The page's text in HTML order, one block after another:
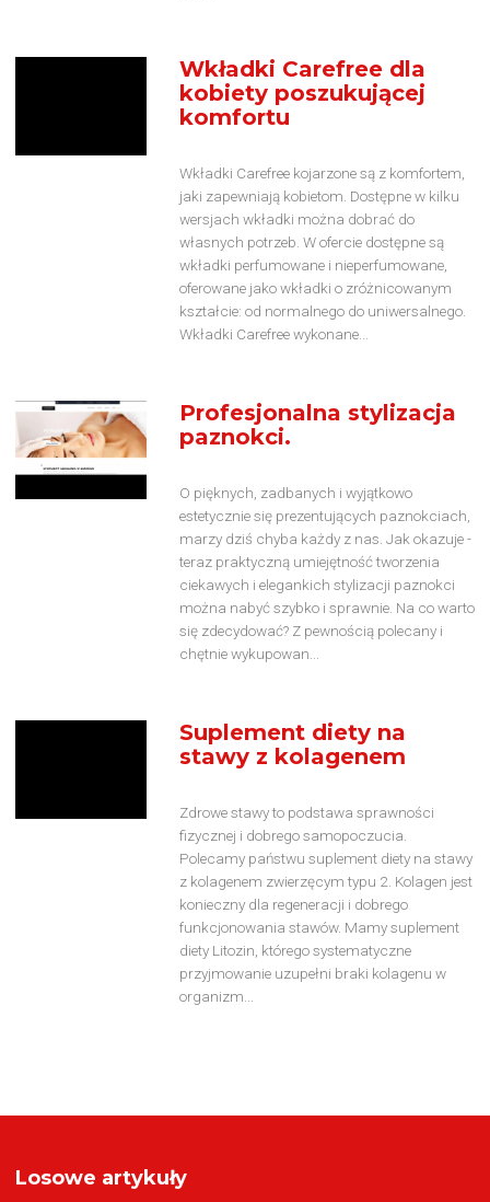
Wkładki Carefree dla
kobiety poszukującej
komfortu
Wkładki Carefree kojarzone są z komfortem,
jaki zapewniają kobietom. Dostępne w kilku
wersjach wkładki można dobrać do
własnych potrzeb. W ofercie dostępne są
wkładki perfumowane i nieperfumowane,
oferowane jako wkładki o zróżnicowanym
kształcie: od normalnego do uniwersalnego.
Wkładki Carefree wykonane...
Profesjonalna stylizacja
paznokci.
O pięknych, zadbanych i wyjątkowo
estetycznie się prezentujących paznokciach,
marzy dziś chyba każdy z nas. Jak okazuje -
teraz praktyczną umiejętność tworzenia
ciekawych i elegankich stylizacji paznokci
można nabyć szybko i sprawnie. Na co warto
się zdecydować? Z pewnością polecany i
chętnie wykupowan...
Suplement diety na
stawy z kolagenem
Zdrowe stawy to podstawa sprawności
fizycznej i dobrego samopoczucia.
Polecamy państwu suplement diety na stawy
z kolagenem zwierzęcym typu 2. Kolagen jest
konieczny dla regeneracji i dobrego
funkcjonowania stawów. Mamy suplement
diety Litozin, którego systematyczne
przyjmowanie uzupełni braki kolagenu w
organizm...
Losowe artykuły